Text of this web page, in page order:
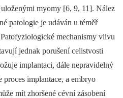
myomy [6, 9, 11]. Nález
patologie je udáván u téměř
mechanismy vlivu
jednak porušení celistvosti
implantaci, dále nepravidelný
proces implantace, a embryo
mít zhoršené cévní zásobení